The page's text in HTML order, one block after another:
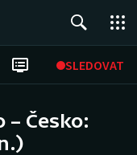
SLEDOVAT
– Česko: